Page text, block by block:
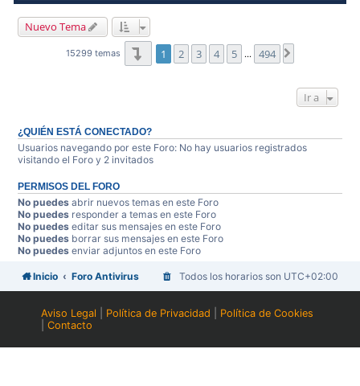
Nuevo Tema
15299 temas Página1de494
1 2 3 4 5 … 494
Ir a
¿QUIÉN ESTÁ CONECTADO?
Usuarios navegando por este Foro: No hay usuarios registrados
visitando el Foro y 2 invitados
PERMISOS DEL FORO
No puedes abrir nuevos temas en este Foro
No puedes responder a temas en este Foro
No puedes editar sus mensajes en este Foro
No puedes borrar sus mensajes en este Foro
No puedes enviar adjuntos en este Foro
Inicio Foro Antivirus Todos los horarios son UTC+02:00
Aviso Legal Política de Privacidad
Política de Cookies
|Contacto